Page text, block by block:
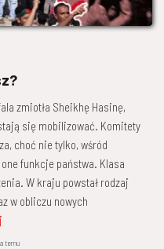
zmiotła Sheikhę Hasinę,
się mobilizować. Komitety
choć nie tylko, wśród
funkcje państwa. Klasa
W kraju powstał rodzaj
w obliczu nowych
temu